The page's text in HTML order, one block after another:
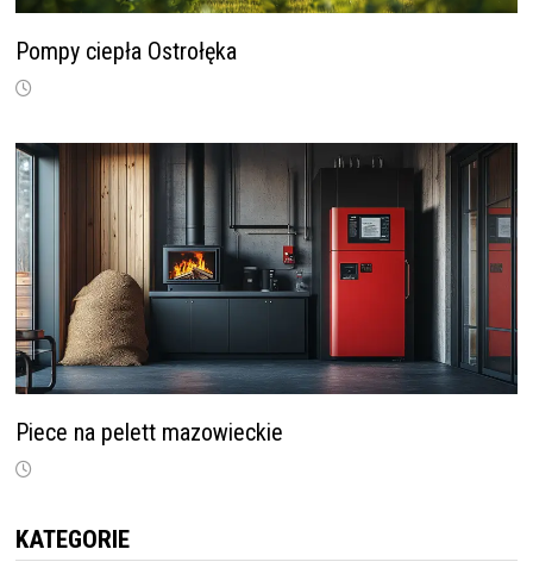
Pompy ciepła Ostrołęka
Piece na pelett mazowieckie
KATEGORIE